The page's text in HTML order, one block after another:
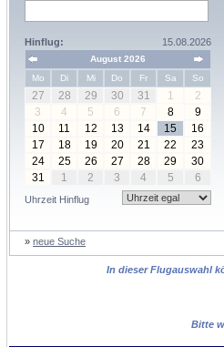
Hinflug: 15.08.2026
August 2026
Mo
Di Mi Do Fr Sa So
27 28 29 30 31 1
2
3
4 5 6 7 8
9
10
11 12 13 14 15
16
17
18 19 20 21 22
23
24
25 26 27 28 29
30
31
1 2 3 4 5 6
Uhrzeit Hinflug
» neue Suche
In dieser Flugauswahl
Bitte